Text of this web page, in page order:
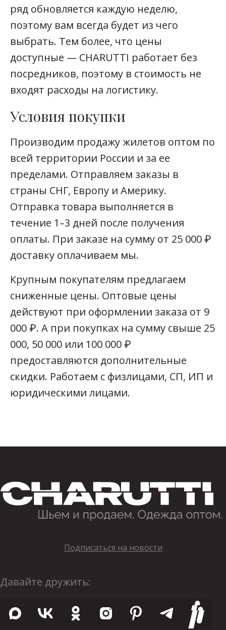
ряд обновляется каждую неделю,
поэтому вам всегда будет из чего
выбрать. Тем более, что цены
доступные — CHARUTTI работает без
посредников, поэтому в стоимость не
входят расходы на логистику.
Условия покупки
Производим продажу жилетов оптом по
всей территории России и за ее
пределами. Отправляем заказы в
страны СНГ, Европу и Америку.
Отправка товара выполняется в
течение 1–3 дней после получения
оплаты. При заказе на сумму от 25 000 ₽
доставку оплачиваем мы.
Крупным покупателям предлагаем
сниженные цены. Оптовые цены
действуют при оформлении заказа от 9
000 ₽. А при покупках на сумму свыше 25
000, 50 000 или 100 000 ₽
предоставляются дополнительные
скидки. Работаем с физлицами, СП, ИП и
юридическими лицами.
Подписаться на новости
Давайте дружить: